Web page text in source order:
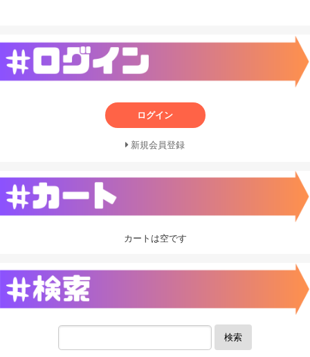
ログイン
新規会員登録
カートは空です
検索